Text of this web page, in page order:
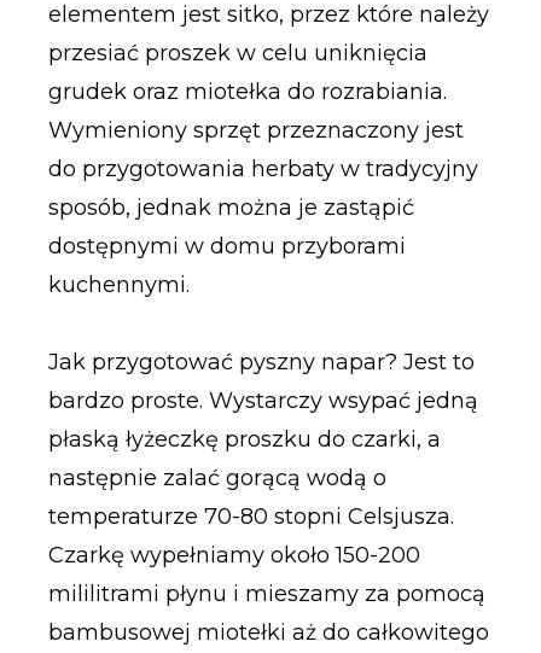
elementem jest sitko, przez które należy
przesiać proszek w celu uniknięcia
grudek oraz miotełka do rozrabiania.
Wymieniony sprzęt przeznaczony jest
do przygotowania herbaty w tradycyjny
sposób, jednak można je zastąpić
dostępnymi w domu przyborami
kuchennymi.
Jak przygotować pyszny napar? Jest to
bardzo proste. Wystarczy wsypać jedną
płaską łyżeczkę proszku do czarki, a
następnie zalać gorącą wodą o
temperaturze 70-80 stopni Celsjusza.
Czarkę wypełniamy około 150-200
mililitrami płynu i mieszamy za pomocą
bambusowej miotełki aż do całkowitego